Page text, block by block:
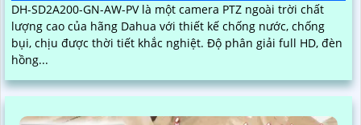
DH-SD2A200-GN-AW-PV là một camera PTZ ngoài trời chất
lượng cao của hãng Dahua với thiết kế chống nước, chống
bụi, chịu được thời tiết khắc nghiệt. Độ phân giải full HD, đèn
hồng...